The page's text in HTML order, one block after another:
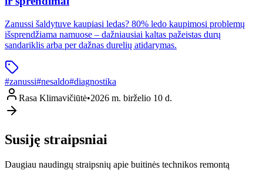
Zanussi šaldytuve kaupiasi ledas? 80% ledo kaupimosi problemų
išsprendžiama namuose – dažniausiai kaltas pažeistas durų
sandariklis arba per dažnas durelių atidarymas.
#zanussi#nesaldo#diagnostika
Rasa Klimavičiūtė•2026 m. birželio 10 d.
Susiję straipsniai
Daugiau naudingų straipsnių apie buitinės technikos remontą